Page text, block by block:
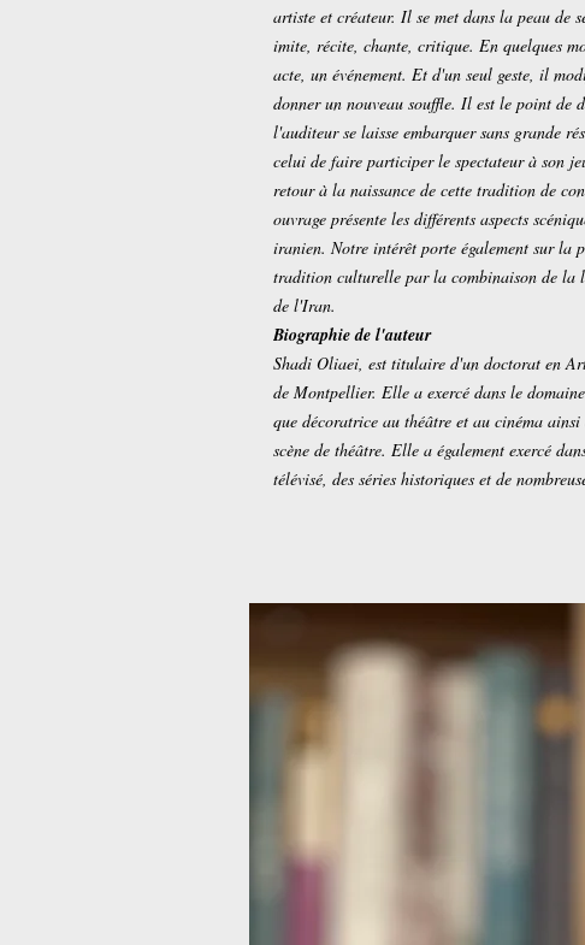
artiste et créateur. Il se met dans la peau de
imite, récite, chante, critique. En quelques
acte, un événement. Et d'un seul geste, il
donner un nouveau souffle. Il est le point de
l'auditeur se laisse embarquer sans grande
celui de faire participer le spectateur à son
retour à la naissance de cette tradition de
ouvrage présente les différents aspects
iranien. Notre intérêt porte également sur la
tradition culturelle par la combinaison de
de l'Iran.
Biographie de l'auteur
Shadi Oliaei, est titulaire d'un doctorat en
de Montpellier. Elle a exercé dans le
que décoratrice au théâtre et au cinéma
scène de théâtre. Elle a également exercé
télévisé, des séries historiques et de